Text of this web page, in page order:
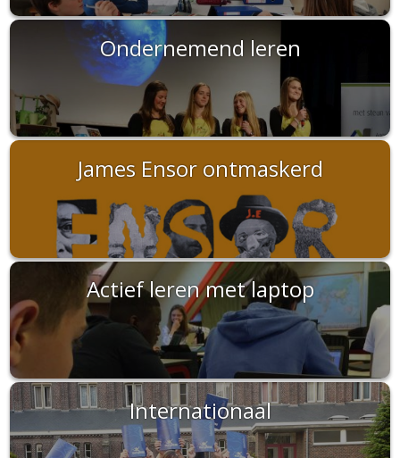
Ondernemend leren
James Ensor ontmaskerd
Actief leren met laptop
Internationaal